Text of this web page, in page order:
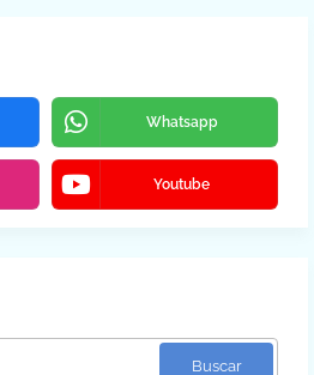
Whatsapp
Youtube